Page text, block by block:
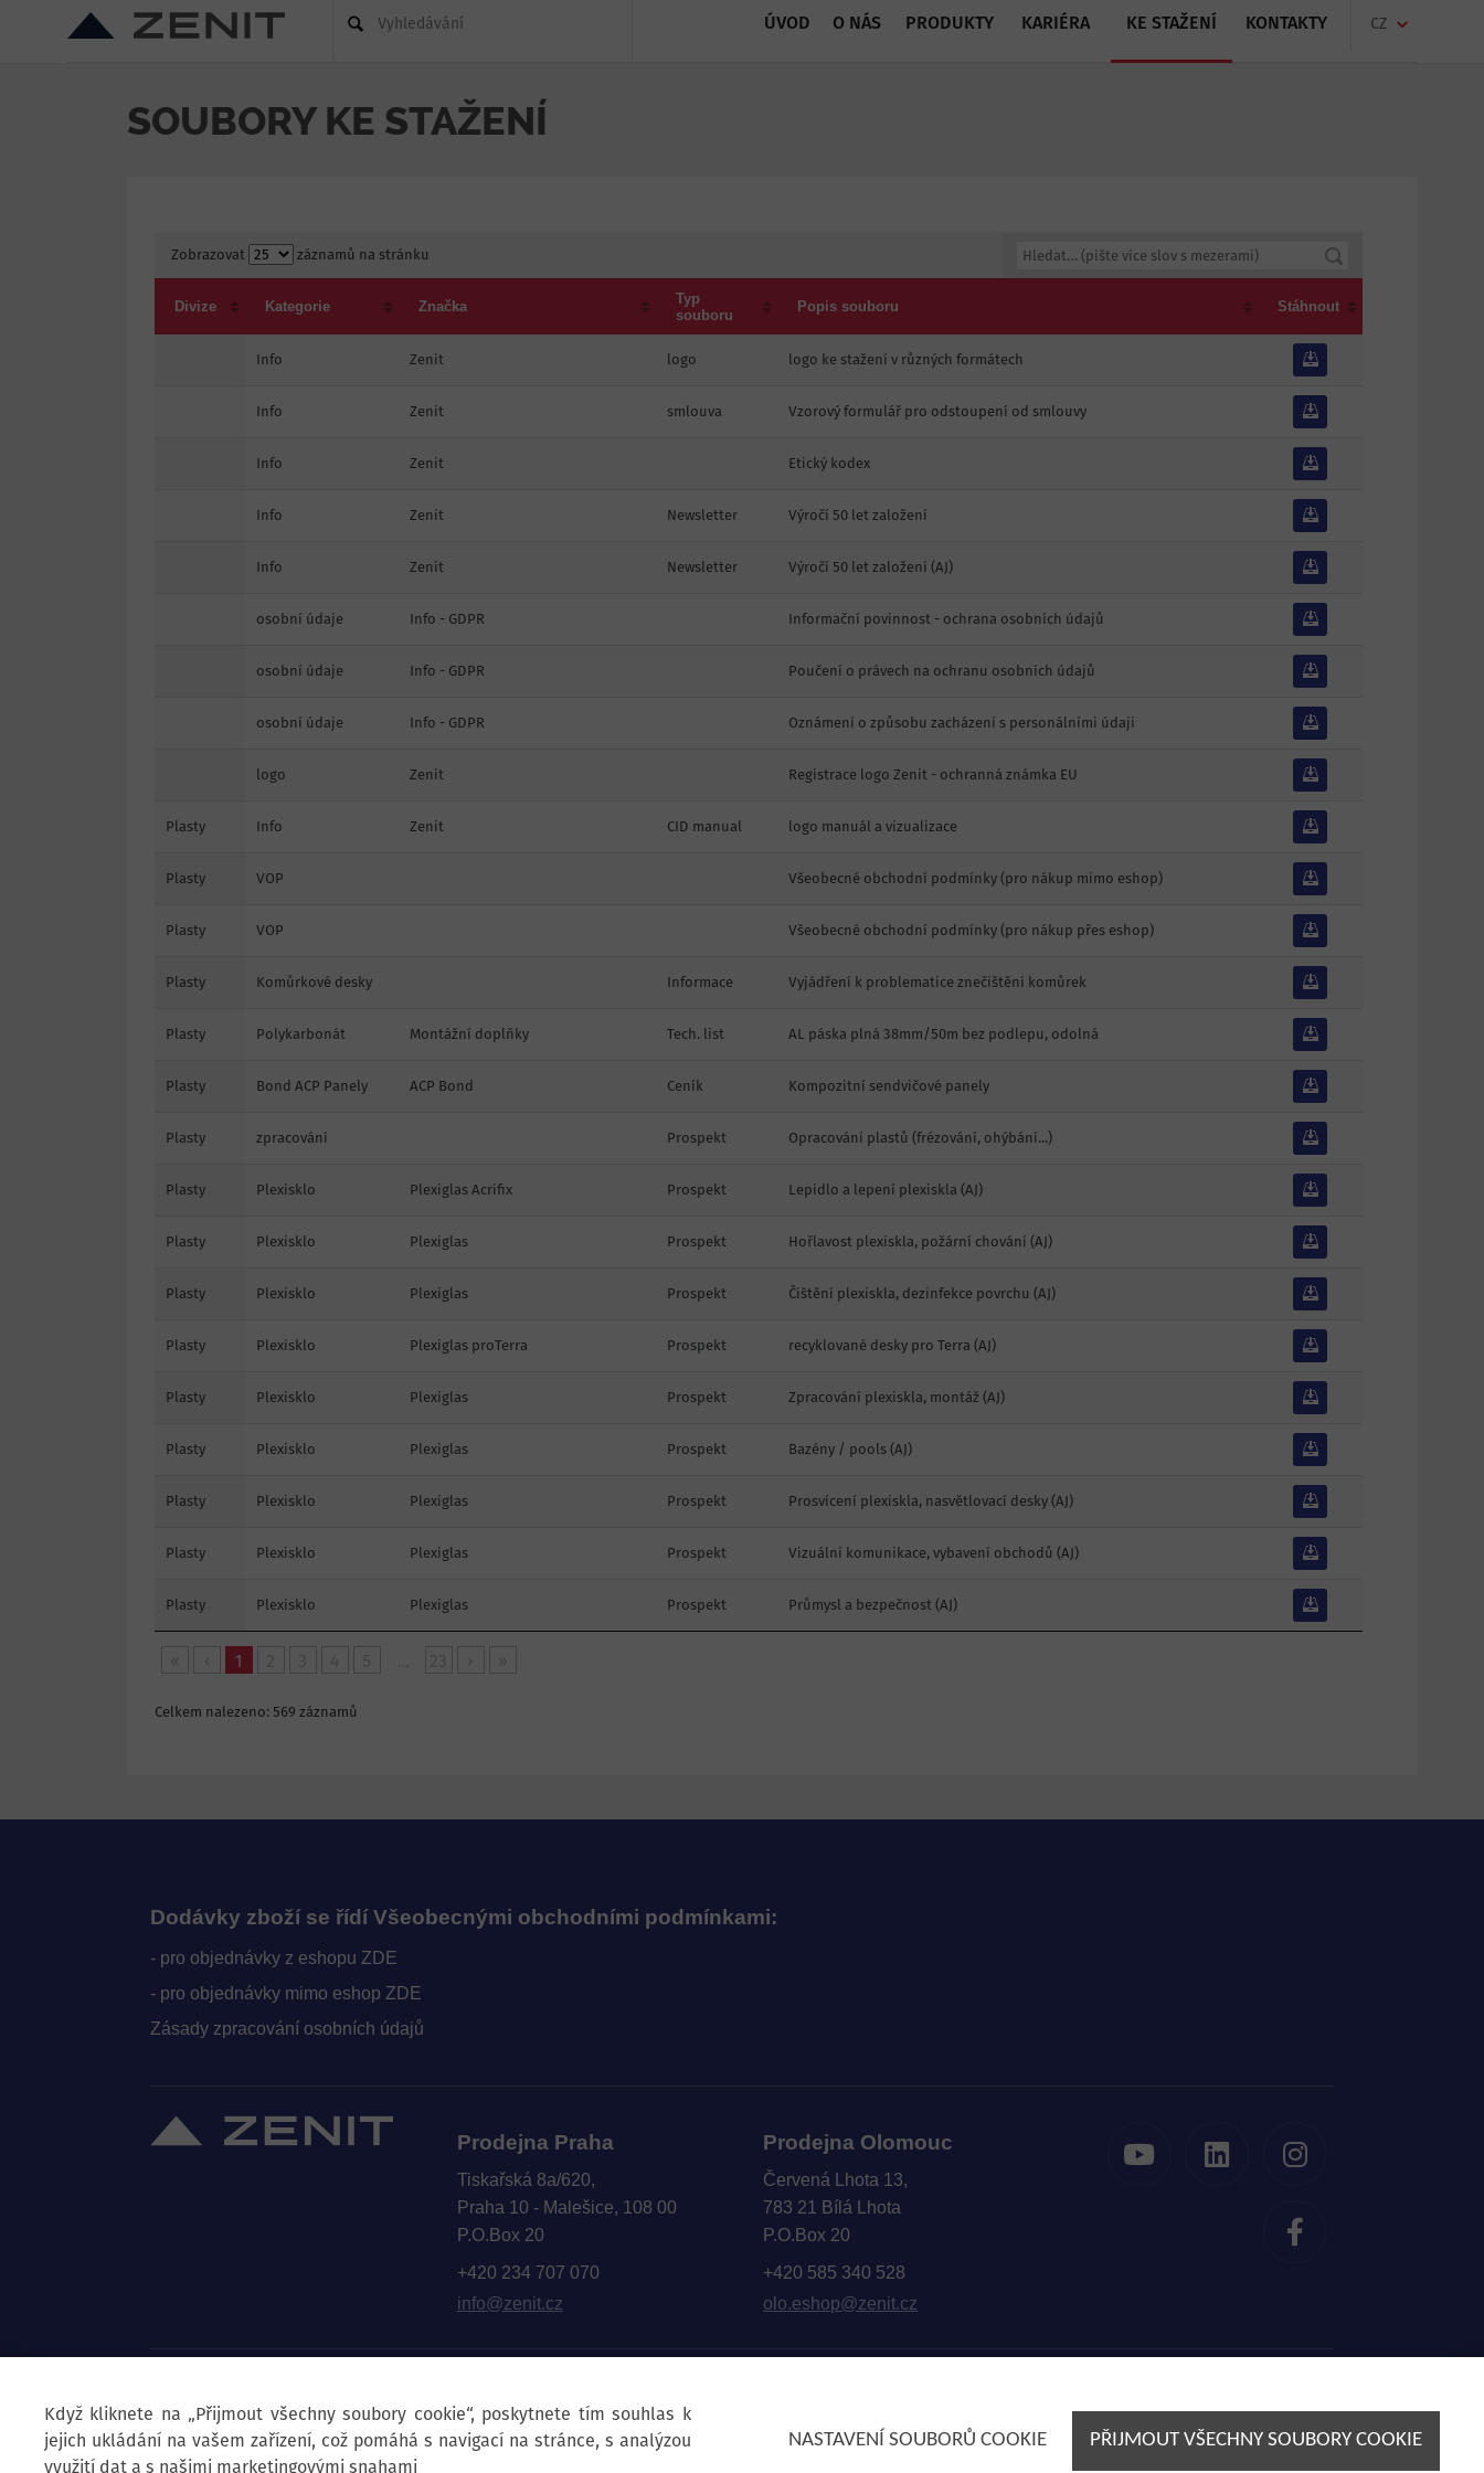
ÚVOD O NÁS PRODUKTY KARIÉRA KE STAŽENÍ KONTAKTY CZ
Vyhledávání
SOUBORY KE STAŽENÍ
Zobrazovat záznamů na stránku
Divize Kategorie Značka
Typ
souboru
Popis souboru Stáhnout
Info Zenit logo logo ke stažení v různých formátech
Info Zenit smlouva Vzorový formulář pro odstoupení od smlouvy
Info Zenit Etický kodex
Info Zenit Newsletter Výročí 50 let založení
Info Zenit Newsletter Výročí 50 let založení (AJ)
osobní údaje Info - GDPR Informační povinnost - ochrana osobních údajů
osobní údaje Info - GDPR Poučení o právech na ochranu osobních údajů
osobní údaje Info - GDPR Oznámení o způsobu zacházení s personálními údaji
logo Zenit Registrace logo Zenit - ochranná známka EU
Plasty Info Zenit CID manual logo manuál a vizualizace
Plasty VOP Všeobecné obchodní podmínky (pro nákup mimo eshop)
Plasty VOP Všeobecné obchodní podmínky (pro nákup přes eshop)
Plasty Komůrkové desky Informace Vyjádření k problematice znečištění komůrek
Plasty Polykarbonát Montážní doplňky Tech. list AL páska plná 38mm/50m bez podlepu, odolná
Plasty Bond ACP Panely ACP Bond Ceník Kompozitní sendvičové panely
Plasty zpracování Prospekt Opracování plastů (frézování, ohýbání...)
Plasty Plexisklo Plexiglas Acrifix Prospekt Lepidlo a lepení plexiskla (AJ)
Plasty Plexisklo Plexiglas Prospekt Hořlavost plexiskla, požární chování (AJ)
Plasty Plexisklo Plexiglas Prospekt Čištění plexiskla, dezinfekce povrchu (AJ)
Plasty Plexisklo Plexiglas proTerra Prospekt recyklované desky pro Terra (AJ)
Plasty Plexisklo Plexiglas Prospekt Zpracování plexiskla, montáž (AJ)
Plasty Plexisklo Plexiglas Prospekt Bazény / pools (AJ)
Plasty Plexisklo Plexiglas Prospekt Prosvícení plexiskla, nasvětlovací desky(AJ)
Plasty Plexisklo Plexiglas Prospekt Vizuální komunikace, vybavení obchodů (AJ)
Plasty Plexisklo Plexiglas Prospekt Průmysl a bezpečnost (AJ)
Celkem nalezeno: 569 záznamů
1
Dodávky zboží se řídí Všeobecnými obchodními podmínkami:
- pro objednávky z eshopu ZDE
- pro objednávky mimo eshop ZDE
Zásady zpracování osobních údajů
Prodejna Praha
Tiskařská 8a/620,
Praha 10 - Malešice, 108 00
P.O.Box 20
+420 234 707 070
info@zenit.cz
Prodejna Olomouc
Červená Lhota 13,
783 21 Bílá Lhota
P.O.Box 20
+420 585 340 528
olo.eshop@zenit.cz
Když kliknete na „Přijmout všechny soubory cookie“, poskytnete tím souhlas k
jejich ukládání na vašem zařízení, což pomáhá s navigací na stránce, s analýzou
využití dat a s našimi marketingovými snahami
NASTAVENÍ SOUBORŮ COOKIE PŘIJMOUT VŠECHNY SOUBORY COOKIE